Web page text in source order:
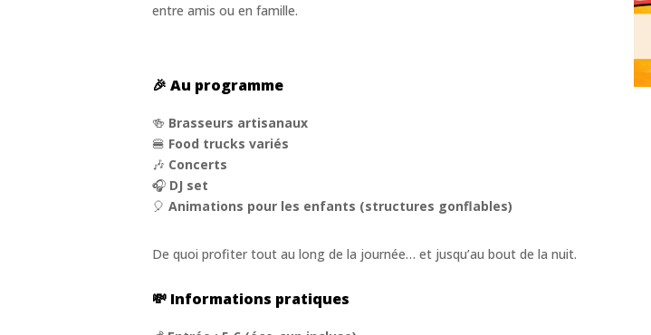
entre amis ou en famille.
🎉 Au programme
🍻 Brasseurs artisanaux
🍔 Food trucks variés
🎶 Concerts
🎧 DJ set
🎈 Animations pour les enfants (structures gonflables)
De quoi profiter tout au long de la journée… et jusqu’au bout de la nuit.
💸 Informations pratiques